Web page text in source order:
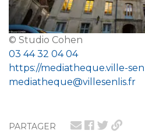
PARTAGER
© Studio Cohen
03 44 32 04 04
https://mediatheque.ville-
mediatheque@villesenlis.fr